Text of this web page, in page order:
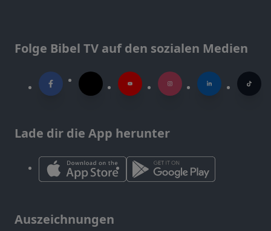
Folge Bibel TV auf den sozialen Medien
Lade dir die App herunter
Auszeichnungen